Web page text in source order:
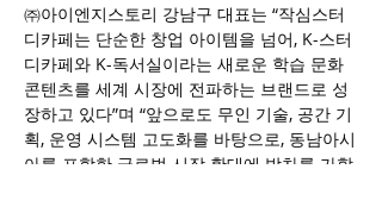
㈜아이엔지스토리 강남구 대표는 “작심스터
디카페는 단순한 창업 아이템을 넘어, K-스터
디카페와 K-독서실이라는 새로운 학습 문화
콘텐츠를 세계 시장에 전파하는 브랜드로 성
장하고 있다”며 “앞으로도 무인 기술, 공간 기
획, 운영 시스템 고도화를 바탕으로, 동남아시
아를 포함한 글로벌 시장 확대에 박차를 가할